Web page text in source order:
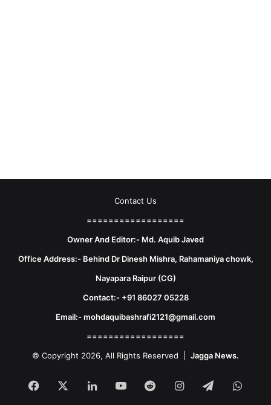
Contact Us
==================
Owner And Editor:- Md. Aquib Javed
Office Address:- Behind Dr Dinesh Mishra, Rahamaniya chowk,
Nayapara Raipur (CG)
Contact:- +91 86027 05228
Email:- mohdaquibashrafi2121@gmail.com
==================
© Copyright 2026, All Rights Reserved | Jagga News.
Facebook LinkedInYouTubeRedditInstagram
Telegram